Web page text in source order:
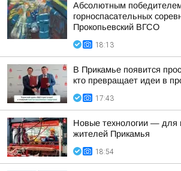
Абсолютным
горноспасательных
Прокопьевский ВГСО
18:13
В Прикамье появится
кто превращает идеи в
17:43
Новые технологии — для
жителей Прикамья
18:54